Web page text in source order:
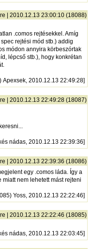
| 2010.12.13 23:00:10 (18088)
.comos rejtésekkel. Amíg
rejtési mód stb.) addig
módon annyira körbeszórtak
lépcső stb.), hogy konkrétan
Apexsek, 2010.12.13 22:49:28]
| 2010.12.13 22:49:28 (18087)
nádas, 2010.12.13 22:39:36]
| 2010.12.13 22:39:36 (18086)
egy .comos láda. Így a
nem lehetett mást rejteni
Yoss, 2010.12.13 22:22:46]
| 2010.12.13 22:22:46 (18085)
nádas, 2010.12.13 22:03:45]